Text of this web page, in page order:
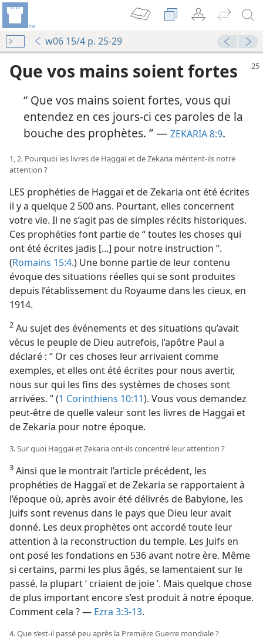
w06 15/4 p. 25-29
Que vos mains soient fortes
“ Que vos mains soient fortes, vous qui
entendez en ces jours-​ci ces paroles de la
bouche des prophètes. ” — ZEKARIA 8:9.
1, 2. Pourquoi les livres de Haggaï et de Zekaria méritent-​ils notre
attention ?
LES prophéties de Haggaï et de Zekaria ont été écrites
il y a quelque 2 500 ans. Pourtant, elles concernent
votre vie. Il ne s’agit pas de simples récits historiques.
Ces prophéties font partie de “ toutes les choses qui
ont été écrites jadis [...] pour notre instruction ”.
(Romains 15:4.) Une bonne partie de leur contenu
évoque des situations réelles qui se sont produites
depuis l’établissement du Royaume dans les cieux, en
1914.
2 Au sujet des événements et des situations qu’avait
vécus le peuple de Dieu autrefois, l’apôtre Paul a
déclaré : “ Or ces choses leur arrivaient comme
exemples, et elles ont été écrites pour nous avertir,
nous sur qui les fins des systèmes de choses sont
arrivées. ” (1 Corinthiens 10:11). Vous vous demandez
peut-être de quelle valeur sont les livres de Haggaï et
de Zekaria pour notre époque.
3. Sur quoi Haggaï et Zekaria ont-​ils concentré leur attention ?
3 Ainsi que le montrait l’article précédent, les
prophéties de Haggaï et de Zekaria se rapportaient à
l’époque où, après avoir été délivrés de Babylone, les
Juifs sont revenus dans le pays que Dieu leur avait
donné. Les deux prophètes ont accordé toute leur
attention à la reconstruction du temple. Les Juifs en
ont posé les fondations en 536 avant notre ère. Même
si certains, parmi les plus âgés, se lamentaient sur le
passé, la plupart ‘ criaient de joie ’. Mais quelque chose
de plus important encore s’est produit à notre époque.
Comment cela ? — Ezra 3:3-13.
4. Que s’est-​il passé peu après la Première Guerre mondiale ?